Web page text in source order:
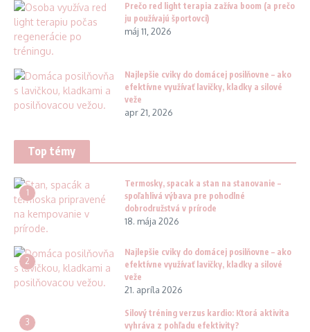
Prečo red light terapia zažíva boom (a prečo
ju používajú športovci)
máj 11, 2026
Najlepšie cviky do domácej posilňovne – ako
efektívne využívať lavičky, kladky a silové
veže
apr 21, 2026
Top témy
1
Termosky, spacak a stan na stanovanie –
spoľahlivá výbava pre pohodlné
dobrodružstvá v prírode
18. mája 2026
2
Najlepšie cviky do domácej posilňovne – ako
efektívne využívať lavičky, kladky a silové
veže
21. apríla 2026
3
Silový tréning verzus kardio: Ktorá aktivita
vyhráva z pohľadu efektivity?